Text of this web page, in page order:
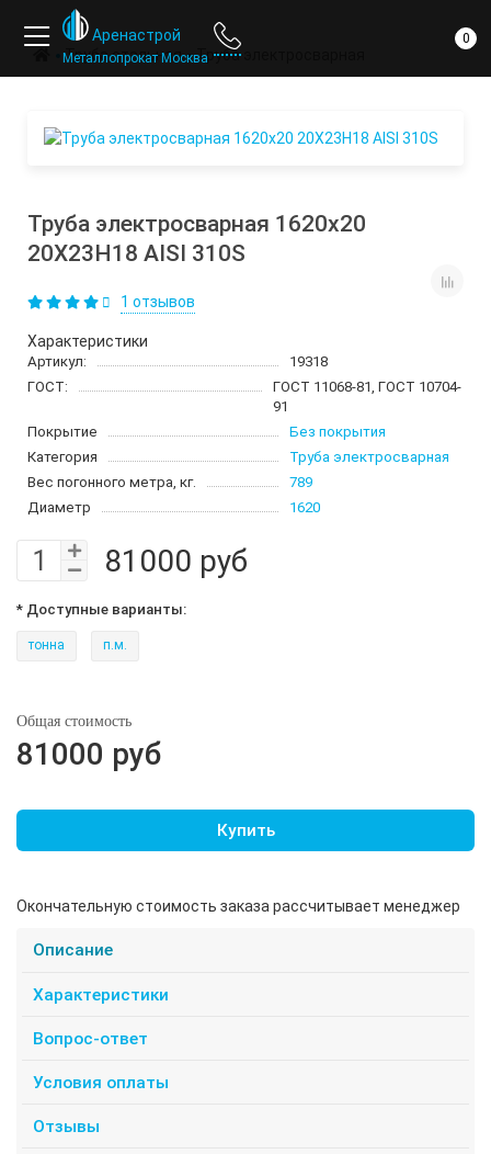
Аренастрой
Металлопрокат Москва
0
Труба стальная Труба электросварная
Труба электросварная 1620х20
20Х23Н18 AISI 310S
1 отзывов
Характеристики
Артикул:
19318
ГОСТ:
ГОСТ 11068-81, ГОСТ 10704-
91
Покрытие
Без покрытия
Категория
Труба электросварная
Вес погонного метра, кг.
789
Диаметр
1620
81000 руб
* Доступные варианты:
тонна п.м.
Общая стоимость
81000 руб
Купить
Окончательную стоимость заказа рассчитывает менеджер
Описание
Характеристики
Вопрос-ответ
Условия оплаты
Отзывы